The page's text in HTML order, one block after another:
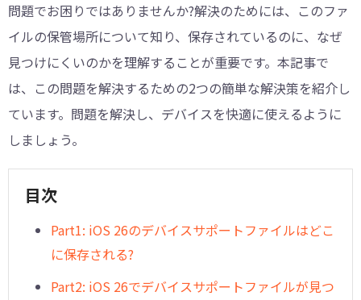
問題でお困りではありませんか?解決のためには、このファ
イルの保管場所について知り、保存されているのに、なぜ
見つけにくいのかを理解することが重要です。本記事で
は、この問題を解決するための2つの簡単な解決策を紹介し
ています。問題を解決し、デバイスを快適に使えるように
しましょう。
目次
Part1: iOS 26のデバイスサポートファイルはどこ
に保存される?
Part2: iOS 26でデバイスサポートファイルが見つ